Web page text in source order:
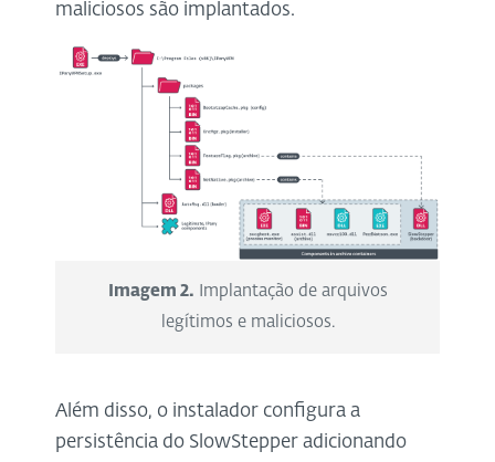
maliciosos são implantados.
Imagem 2. Implantação de arquivos
legítimos e maliciosos.
Além disso, o instalador configura a
persistência do SlowStepper adicionando